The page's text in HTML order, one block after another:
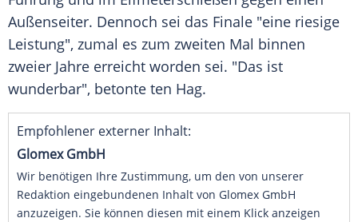
Außenseiter. Dennoch sei das Finale "eine riesige
Leistung", zumal es zum zweiten Mal binnen
zweier Jahre erreicht worden sei. "Das ist
wunderbar", betonte ten Hag.
Empfohlener externer Inhalt:
Glomex GmbH
Wir benötigen Ihre Zustimmung, um den von unserer
Redaktion eingebundenen Inhalt von Glomex GmbH
anzuzeigen. Sie können diesen mit einem Klick anzeigen